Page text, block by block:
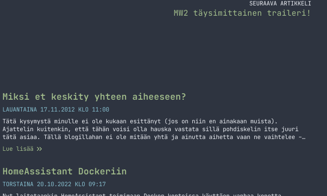
SEURAAVA ARTIKKELI
MW2 täysimittainen traileri!
Miksi et keskity yhteen aiheeseen?
LAUANTAINA 17.11.2012 KLO 11:00
Tätä kysymystä minulle ei ole kukaan esittänyt (jos on niin en ainakaan muista).
Ajattelin kuitenkin, että tähän voisi olla hauska vastata sillä pohdiskelin itse juuri
tätä asiaa. Tällä blogillahan ei ole mitään yhtä ja ainutta aihetta vaan ne vaihtelee –
välillä aika paljonkin. Aiheena on oikeastaan ne asiat mitkä sattuu millonkin minua
kiinnostamaan. Mikäli halusit… Jatka lukemista Miksi et keskity yhteen aiheeseen?
Lue lisää
HomeAssistant Dockeriin
TORSTAINA 20.10.2022 KLO 09:17